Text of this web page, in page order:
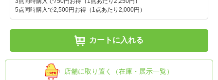
5点同時購入で2,500円お得（1点あたり2,000円）
カートに入れる
店舗に取り置く（在庫・展示一覧）